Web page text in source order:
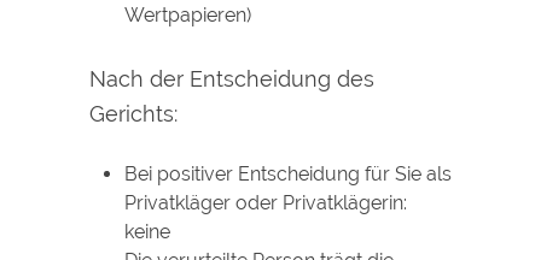
Wertpapieren)
Nach der Entscheidung des
Gerichts:
Bei positiver Entscheidung für Sie als
Privatkläger oder Privatklägerin:
keine